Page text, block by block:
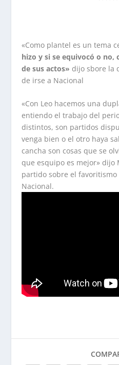
«Como plantel es un tema
hizo y si se equivocó o no,
de sus actos» dijo sbore la
de irse a Nacional
«Con Leo hacemos una
entiendo el trabajo del
distintos, son partidos
venga bien o el otro haya
cancha son cosas que se
que esquipo es mejor» dijo
partido sobre el
Nacional.